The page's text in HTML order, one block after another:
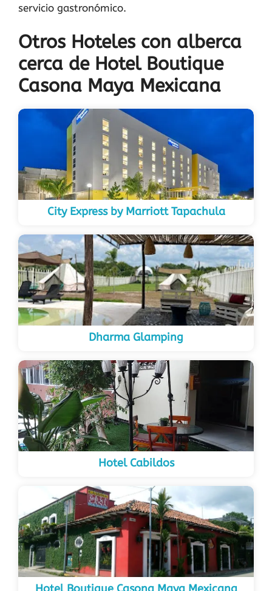
servicio gastronómico.
Otros Hoteles con alberca
cerca de Hotel Boutique
Casona Maya Mexicana
City Express by Marriott Tapachula
Dharma Glamping
Hotel Cabildos